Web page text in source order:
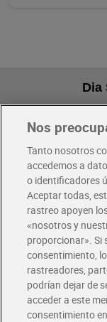
Dia
Pide hoy, recibe
Envío gratis por
Envío estandar por
Glovo y Uber Eats
Solicita tu factura
Únete al CLUB Dia
Disfruta las
Descárgate la APP
Nos
Tanto nosotros
accedemos a
o identificadores
Aceptar todas,
rastreo apoyen
«nosotros y
proporcionar». Si
consentimiento,
rastreadores,
podrían dejar de
acceder a este
consentimiento